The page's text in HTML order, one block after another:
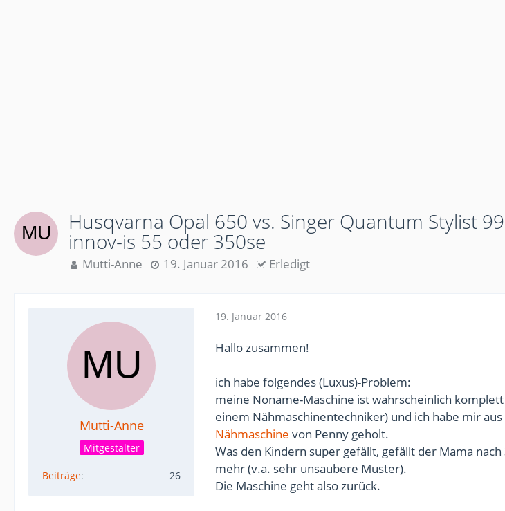
Husqvarna Opal 650 vs. Singer Quantum Stylist
innov-is 55 oder 350se
Mutti-Anne 19. Januar 2016 Erledigt
Mutti-Anne
Mitgestalter
Beiträge 26
19. Januar 2016
Hallo zusammen!
ich habe folgendes (Luxus)-Problem:
meine Noname-Maschine ist wahrscheinlich
einem Nähmaschinentechniker) und ich habe mir
Nähmaschine von Penny geholt.
Was den Kindern super gefällt, gefällt der Mama
mehr (v.a. sehr unsaubere Muster).
Die Maschine geht also zurück.